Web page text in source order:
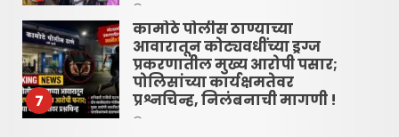
7
कामोठे पोलीस ठाण्याच्या
आवारातून कोट्यवधींच्या ड्रग्ज
प्रकरणातील मुख्य आरोपी पसार;
पोलिसांच्या कार्यक्षमतेवर
प्रश्नचिन्ह, निलंबनाची मागणी !